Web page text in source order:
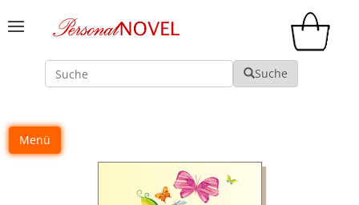
Suche Suche
Menü